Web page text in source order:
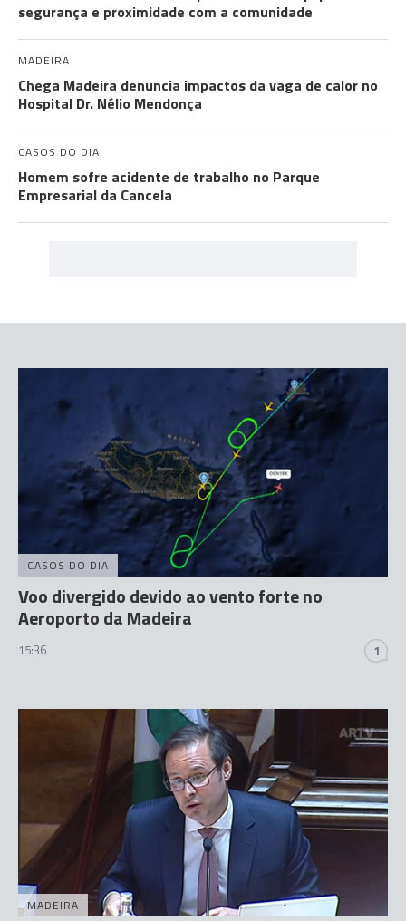
segurança e proximidade com a comunidade
MADEIRA
Chega Madeira denuncia impactos da vaga de calor no
Hospital Dr. Nélio Mendonça
CASOS DO DIA
Homem sofre acidente de trabalho no Parque
Empresarial da Cancela
CASOS DO DIA
Voo divergido devido ao vento forte no
Aeroporto da Madeira
15:36 1
MADEIRA